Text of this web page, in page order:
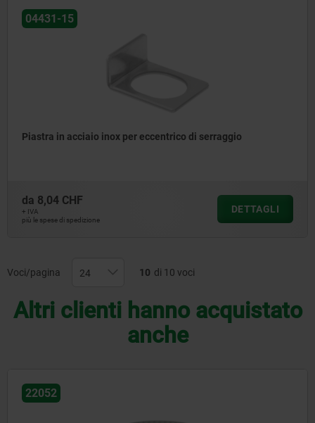
04431-15
Piastra in acciaio inox per eccentrico di serraggio
da 8,04 CHF
+ IVA
più le spese di spedizione
DETTAGLI
Voci/pagina 10 di 10 voci
Altri clienti hanno acquistato
anche
22002